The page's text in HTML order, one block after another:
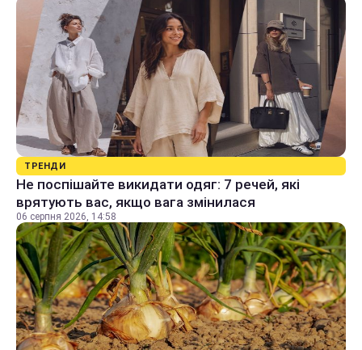
ТРЕНДИ
Не поспішайте викидати одяг: 7 речей, які
врятують вас, якщо вага змінилася
06 серпня 2026, 14:58